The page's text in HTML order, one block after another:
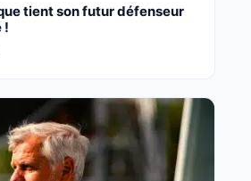
tient son futur défenseur
!